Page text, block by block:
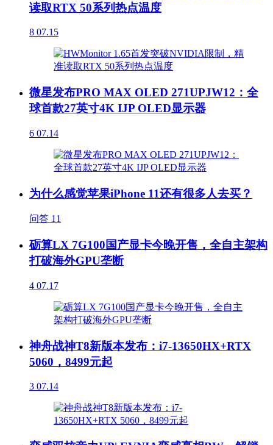
读取RTX 50系列热点温度
8 07.15
微星发布PRO MAX OLED 271UPJW12：全
球首款27英寸4K IJP OLED显示器
6 07.14
为什么感觉苹果iPhone 11还有很多人去买？
问答 11
砺算LX 7G100国产显卡今晚开售，全自主架构
打破海外GPU垄断
4 07.17
神舟战神T8新版本发布：i7-13650HX+RTX
5060，8499元起
3 07.14